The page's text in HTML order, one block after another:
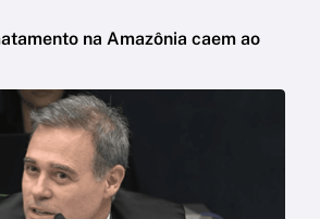
na Amazônia caem ao